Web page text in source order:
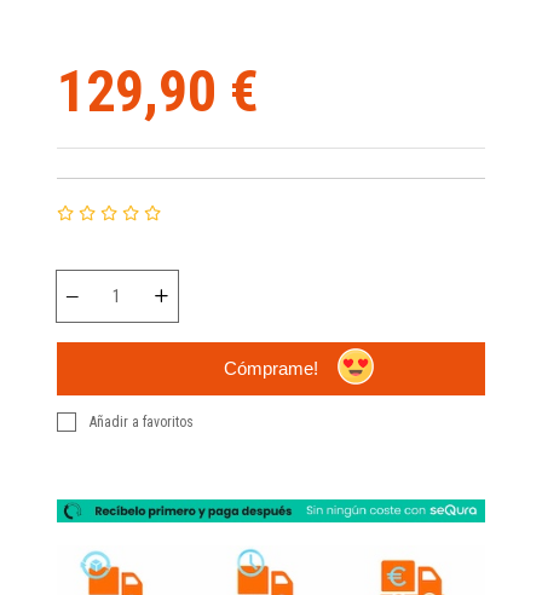
129,90 €
Cómprame!
Añadir a favoritos